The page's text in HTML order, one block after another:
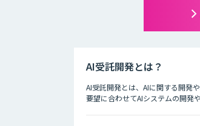
AI受託開発とは？
AI受託開発とは、AIに関する開発
要望に合わせてAIシステムの開発